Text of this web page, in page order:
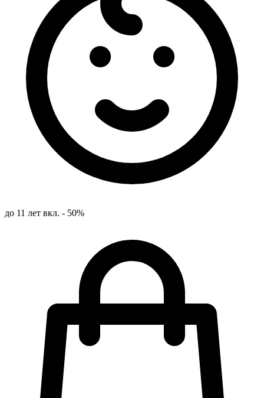
до 11 лет вкл. - 50%